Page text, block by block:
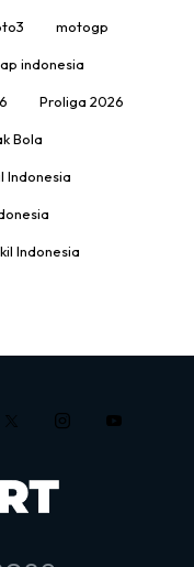
motogp
indonesia
Proliga 2026
Bola
Indonesia
Indonesia